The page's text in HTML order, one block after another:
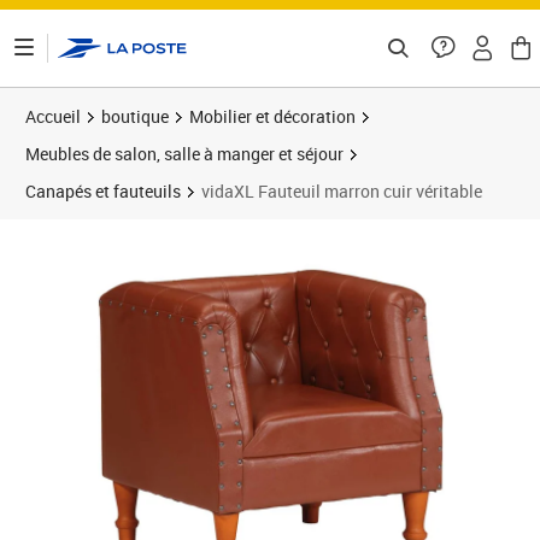
Accueil boutique
Mobilier et décoration
Meubles de salon, salle à manger et séjour
Canapés et fauteuils
vidaXL Fauteuil marron cuir véritable